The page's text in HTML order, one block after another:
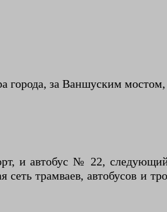
города, за Ваншуским
и автобус № 22,
сеть трамваев, автобусов и